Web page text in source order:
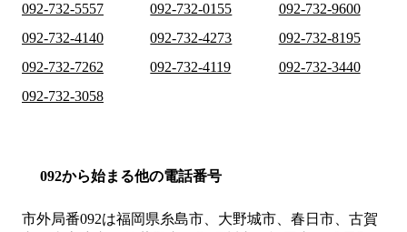
092-732-5557
092-732-0155
092-732-9600
092-732-4140
092-732-4273
092-732-8195
092-732-7262
092-732-4119
092-732-3440
092-732-3058
092から始まる他の電話番号
市外局番092は福岡県糸島市、大野城市、春日市、古賀